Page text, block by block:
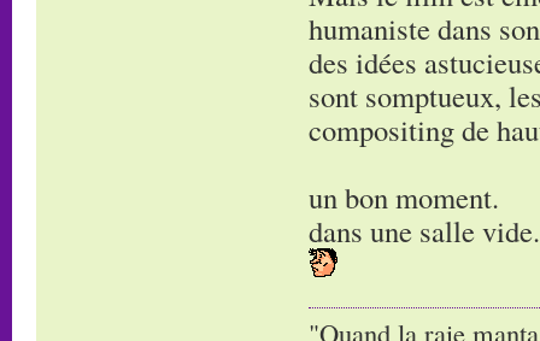
humaniste dans
des idées
sont somptueux,
compositing de
un bon moment.
dans une salle
"Quand la raie